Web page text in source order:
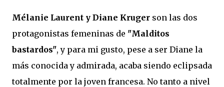
Mélanie Laurent y Diane Kruger son las dos
protagonistas femeninas de "Malditos
bastardos", y para mi gusto, pese a ser Diane la
más conocida y admirada, acaba siendo eclipsada
totalmente por la joven francesa. No tanto a nivel